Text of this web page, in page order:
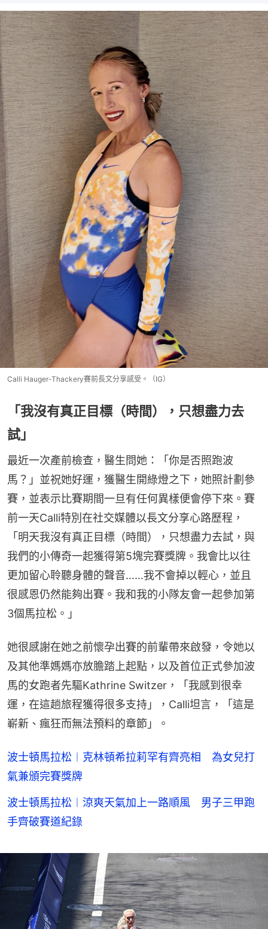
Calli Hauger-Thackery賽前長文分享感受。（IG）
「我沒有真正目標（時間），只想盡力去
試」
最近一次產前檢查，醫生問她：「你是否照跑波
馬？」並祝她好運，獲醫生開綠燈之下，她照計劃參
賽，並表示比賽期間一旦有任何異樣便會停下來。賽
前一天Calli特別在社交媒體以長文分享心路歷程，
「明天我沒有真正目標（時間），只想盡力去試，與
我們的小傳奇一起獲得第5塊完賽獎牌。我會比以往
更加留心聆聽身體的聲音……我不會掉以輕心，並且
很感恩仍然能夠出賽。我和我的小隊友會一起參加第
3個馬拉松。」
她很感謝在她之前懷孕出賽的前輩帶來啟發，令她以
及其他準媽媽亦放膽踏上起點，以及首位正式參加波
馬的女跑者先驅Kathrine Switzer，「我感到很幸
運，在這趟旅程獲得很多支持」，Calli坦言，「這是
嶄新、瘋狂而無法預料的章節」。
波士頓馬拉松︱克林頓希拉莉罕有齊亮相 為女兒打
氣兼頒完賽獎牌
波士頓馬拉松︱涼爽天氣加上一路順風 男子三甲跑
手齊破賽道紀錄